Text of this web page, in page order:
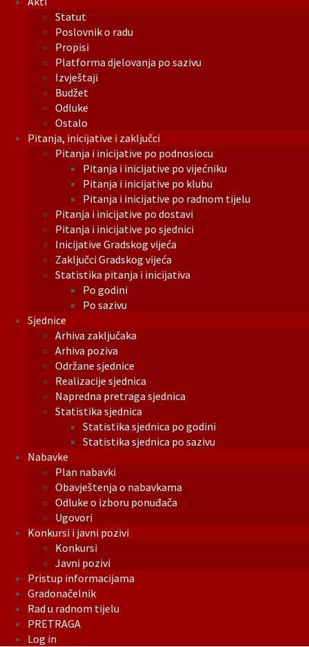
Statut
Poslovnik o radu
Propisi
Platforma djelovanja po sazivu
Izvještaji
Budžet
Odluke
Ostalo
Pitanja, inicijative i zaključci
Pitanja i inicijative po podnosiocu
Pitanja i inicijative po vijećniku
Pitanja i inicijative po klubu
Pitanja i inicijative po radnom tijelu
Pitanja i inicijative po dostavi
Pitanja i inicijative po sjednici
Inicijative Gradskog vijeća
Zaključci Gradskog vijeća
Statistika pitanja i inicijativa
Po godini
Po sazivu
Sjednice
Arhiva zaključaka
Arhiva poziva
Održane sjednice
Realizacije sjednica
Napredna pretraga sjednica
Statistika sjednica
Statistika sjednica po godini
Statistika sjednica po sazivu
Nabavke
Plan nabavki
Obavještenja o nabavkama
Odluke o izboru ponuđača
Ugovori
Konkursi i javni pozivi
Konkursi
Javni pozivi
Pristup informacijama
Gradonačelnik
Rad u radnom tijelu
PRETRAGA
Log in